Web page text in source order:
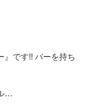
』です!! バーを持ち
…